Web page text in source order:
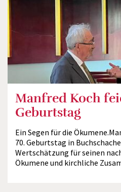
Manfred Koch
Geburtstag
Ein Segen für die
70. Geburtstag in
Wertschätzung für seinen
Ökumene und kirchliche